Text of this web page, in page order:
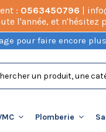
: 0563450796 |
l'année, et n'hésitez
pour faire encore
Plomberie